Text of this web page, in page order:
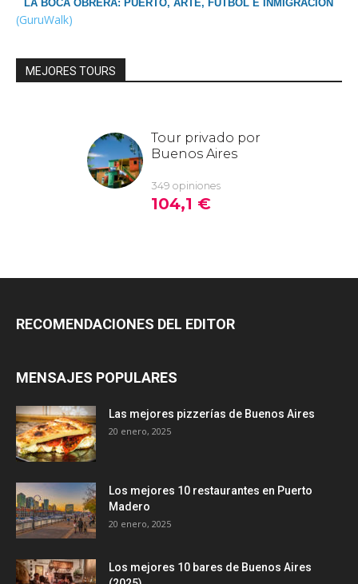
LA BOCA OBRERA: PUERTO, ARTE, FUTBOL E INMIGRACIÓN
(GuruWalk)
MEJORES TOURS
RECOMENDACIONES DEL EDITOR
MENSAJES POPULARES
Las mejores pizzerías de Buenos Aires
20 enero, 2025
Los mejores 10 restaurantes en Puerto
Madero
20 enero, 2025
Los mejores 10 bares de Buenos Aires